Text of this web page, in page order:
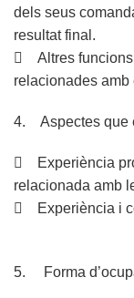
dels seus
resultat final.
 Altres funcions
relacionades
4. Aspectes que
 Experiència
relacionada amb
 Experiència i
5. Forma